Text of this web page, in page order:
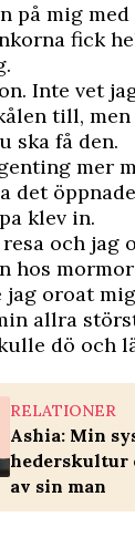
på mig
fick
Inte vet
till,
ska få den.
mer
det
klev in.
och jag
hos
jag oroat
allra
dö och
RELATIONER
Ashia: Min
hederskultur
av sin man